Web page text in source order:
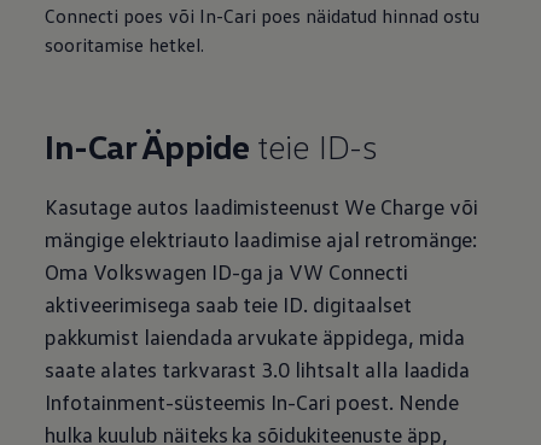
Connecti poes või In-Cari poes näidatud hinnad ostu
sooritamise hetkel.
In-Car Äppide teie ID-s
Kasutage autos laadimisteenust We Charge või
mängige elektriauto laadimise ajal retromänge:
Oma Volkswagen ID-ga ja VW Connecti
aktiveerimisega saab teie ID. digitaalset
pakkumist laiendada arvukate äppidega, mida
saate alates tarkvarast 3.0 lihtsalt alla laadida
Infotainment-süsteemis In-Cari poest. Nende
hulka kuulub näiteks ka sõidukiteenuste äpp,